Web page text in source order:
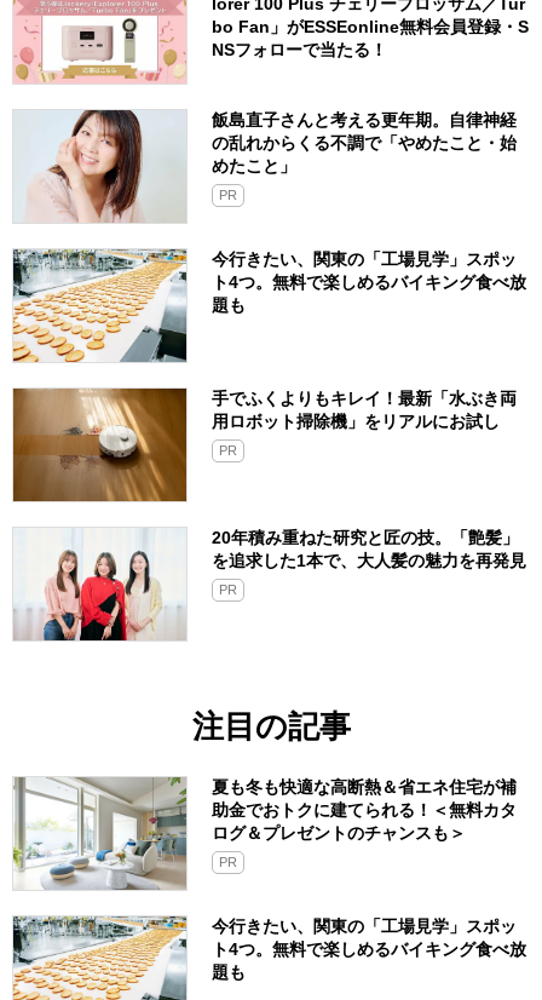
bo Fan」がESSEonline無料会員登録・S
NSフォローで当たる！
飯島直子さんと考える更年期。自律神経
の乱れからくる不調で「やめたこと・始
めたこと」
PR
今行きたい、関東の「工場見学」スポッ
ト4つ。無料で楽しめるバイキング食べ放
題も
手でふくよりもキレイ！最新「水ぶき両
用ロボット掃除機」をリアルにお試し
PR
20年積み重ねた研究と匠の技。「艶髪」
を追求した1本で、大人髪の魅力を再発見
PR
注目の記事
夏も冬も快適な高断熱＆省エネ住宅が補
助金でおトクに建てられる！＜無料カタ
ログ＆プレゼントのチャンスも＞
PR
今行きたい、関東の「工場見学」スポッ
ト4つ。無料で楽しめるバイキング食べ放
題も